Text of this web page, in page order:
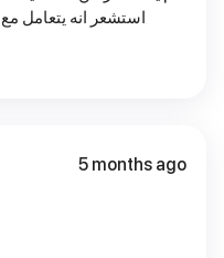
5 months ago